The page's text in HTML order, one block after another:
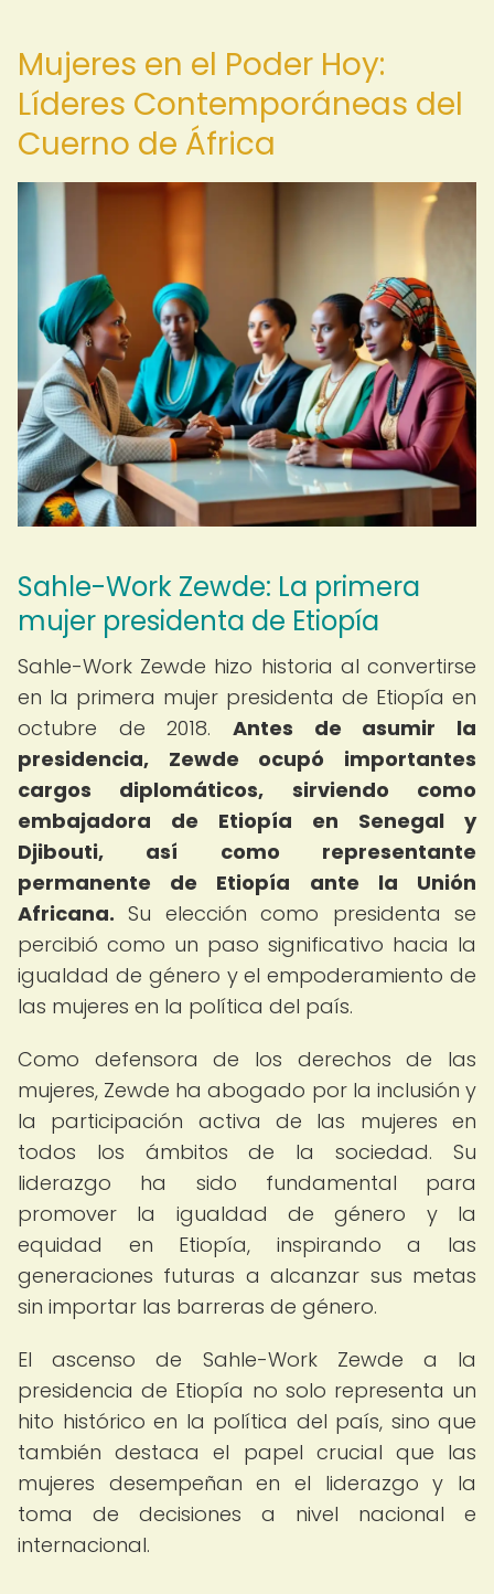
Mujeres en el Poder Hoy:
Líderes Contemporáneas del
Cuerno de África
Sahle-Work Zewde: La primera
mujer presidenta de Etiopía
Sahle-Work Zewde hizo historia al convertirse
en la primera mujer presidenta de Etiopía en
octubre de 2018. Antes de asumir la
presidencia, Zewde ocupó importantes
cargos diplomáticos, sirviendo como
embajadora de Etiopía en Senegal y
Djibouti, así como representante
permanente de Etiopía ante la Unión
Africana. Su elección como presidenta se
percibió como un paso significativo hacia la
igualdad de género y el empoderamiento de
las mujeres en la política del país.
Como defensora de los derechos de las
mujeres, Zewde ha abogado por la inclusión y
la participación activa de las mujeres en
todos los ámbitos de la sociedad. Su
liderazgo ha sido fundamental para
promover la igualdad de género y la
equidad en Etiopía, inspirando a las
generaciones futuras a alcanzar sus metas
sin importar las barreras de género.
El ascenso de Sahle-Work Zewde a la
presidencia de Etiopía no solo representa un
hito histórico en la política del país, sino que
también destaca el papel crucial que las
mujeres desempeñan en el liderazgo y la
toma de decisiones a nivel nacional e
internacional.